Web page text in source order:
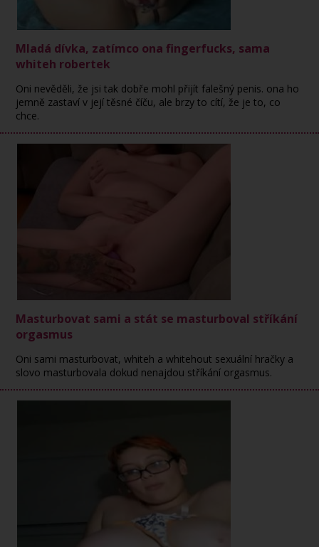
Mladá dívka, zatímco ona fingerfucks, sama
whiteh robertek
Oni nevěděli, že jsi tak dobře mohl přijít falešný penis. ona ho
jemně zastaví v její těsné číču, ale brzy to cítí, že je to, co
chce.
Masturbovat sami a stát se masturboval stříkání
orgasmus
Oni sami masturbovat, whiteh a whitehout sexuální hračky a
slovo masturbovala dokud nenajdou stříkání orgasmus.